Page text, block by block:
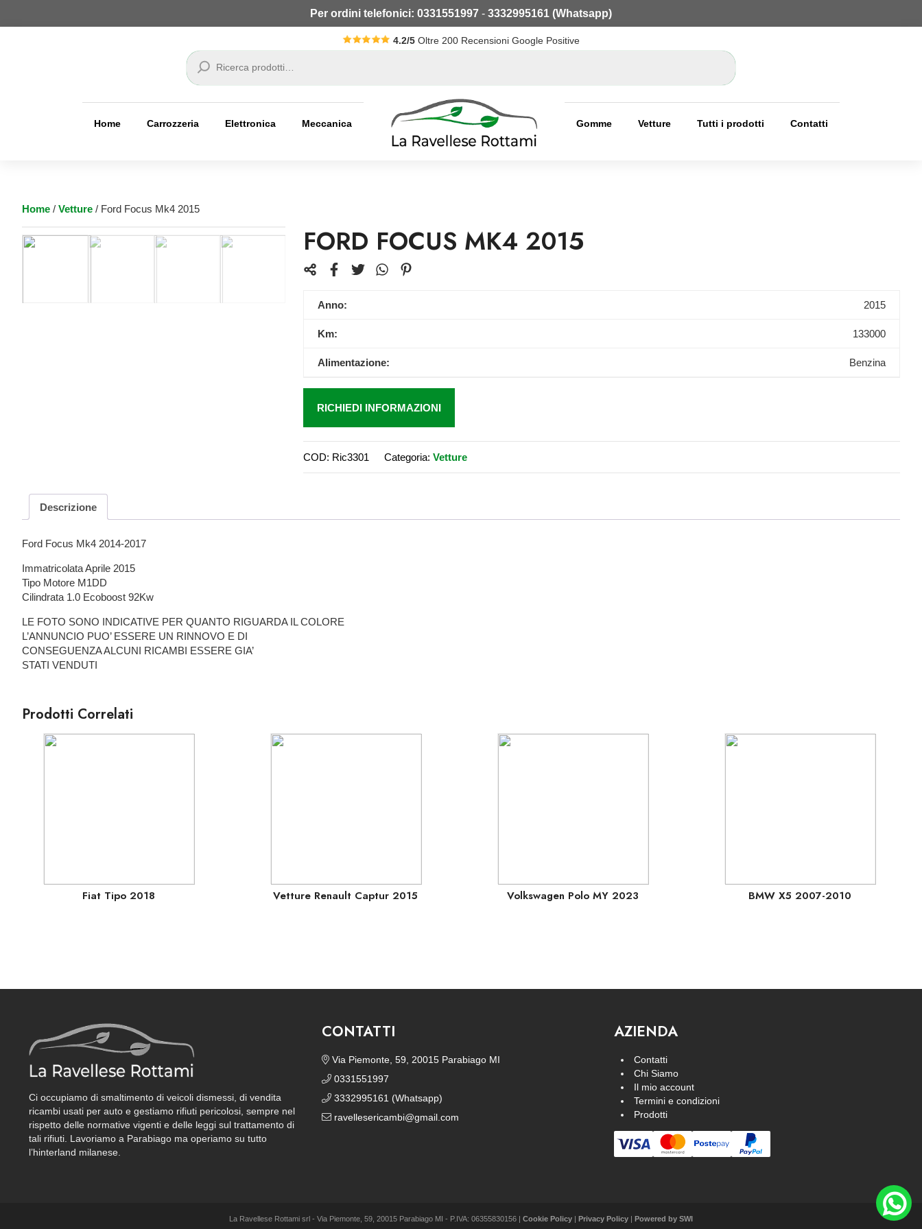
Per ordini telefonici: 0331551997 - 3332995161 (Whatsapp)
4.2/5 Oltre 200 Recensioni Google Positive
Cerca
Home Carrozzeria Elettronica Meccanica Gomme Vetture Tutti i prodotti Contatti
Home / Vetture / Ford Focus Mk4 2015
FORD FOCUS MK4 2015
Anno: 2015
Km: 133000
Alimentazione: Benzina
RICHIEDI INFORMAZIONI
COD: Ric3301 Categoria: Vetture
Descrizione
Ford Focus Mk4 2014-2017
Immatricolata Aprile 2015
Tipo Motore M1DD
Cilindrata 1.0 Ecoboost 92Kw
LE FOTO SONO INDICATIVE PER QUANTO RIGUARDA IL COLORE
L’ANNUNCIO PUO’ ESSERE UN RINNOVO E DI
CONSEGUENZA ALCUNI RICAMBI ESSERE GIA’
STATI VENDUTI
Prodotti Correlati
Fiat Tipo 2018 Vetture Renault Captur 2015 Volkswagen Polo MY 2023 BMW X5 2007-2010
Ci occupiamo di smaltimento di veicoli dismessi, di vendita
ricambi usati per auto e gestiamo rifiuti pericolosi, sempre nel
rispetto delle normative vigenti e delle leggi sul trattamento di
tali rifiuti. Lavoriamo a Parabiago ma operiamo su tutto
l’hinterland milanese.
CONTATTI
Via Piemonte, 59, 20015 Parabiago MI
0331551997
3332995161 (Whatsapp)
ravellesericambi@gmail.com
AZIENDA
Contatti
Chi Siamo
Il mio account
Termini e condizioni
Prodotti
La Ravellese Rottami srl - Via Piemonte, 59, 20015 Parabiago MI - P.IVA: 06355830156 | Cookie Policy | Privacy Policy | Powered by SWI